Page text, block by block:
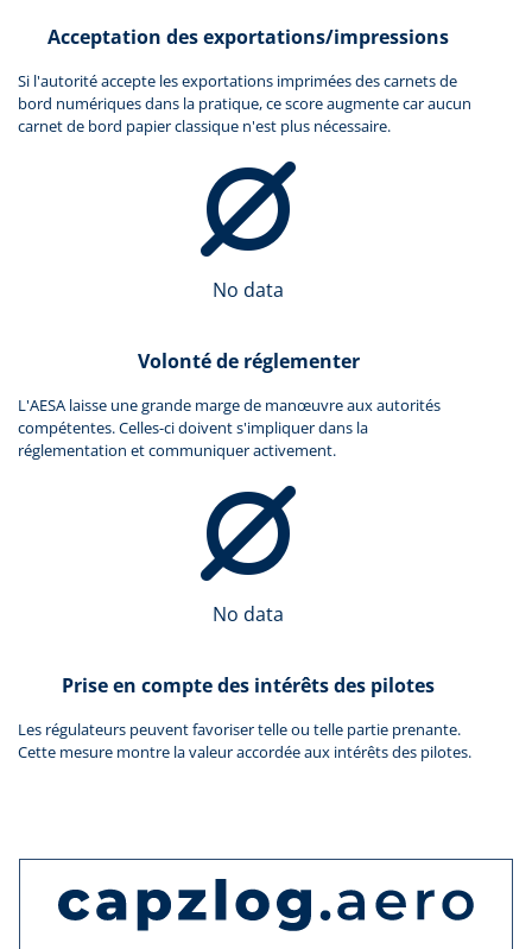
Acceptation des exportations/impressions
Si l'autorité accepte les exportations imprimées des carnets de
bord numériques dans la pratique, ce score augmente car aucun
carnet de bord papier classique n'est plus nécessaire.
No data
Volonté de réglementer
L'AESA laisse une grande marge de manœuvre aux autorités
compétentes. Celles-ci doivent s'impliquer dans la
réglementation et communiquer activement.
No data
Prise en compte des intérêts des pilotes
Les régulateurs peuvent favoriser telle ou telle partie prenante.
Cette mesure montre la valeur accordée aux intérêts des pilotes.